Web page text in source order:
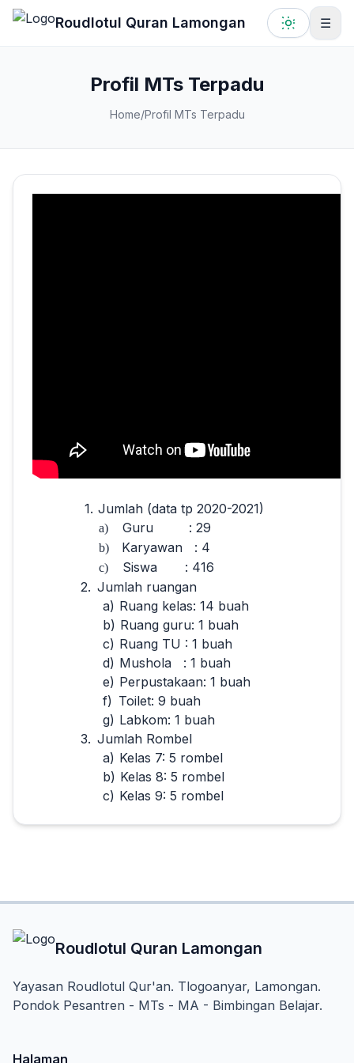
Lewati ke konten utama
Roudlotul Quran Lamongan ☰
Profil MTs Terpadu
Home/Profil MTs Terpadu
1. Jumlah (data tp 2020-2021)
a) Guru : 29
b) Karyawan : 4
c) Siswa : 416
2. Jumlah ruangan
a) Ruang kelas: 14 buah
b) Ruang guru: 1 buah
c) Ruang TU : 1 buah
d) Mushola : 1 buah
e) Perpustakaan: 1 buah
f) Toilet: 9 buah
g) Labkom: 1 buah
3. Jumlah Rombel
a) Kelas 7: 5 rombel
b) Kelas 8: 5 rombel
c) Kelas 9: 5 rombel
Roudlotul Quran Lamongan
Yayasan Roudlotul Qur'an. Tlogoanyar, Lamongan.
Pondok Pesantren - MTs - MA - Bimbingan Belajar.
Halaman